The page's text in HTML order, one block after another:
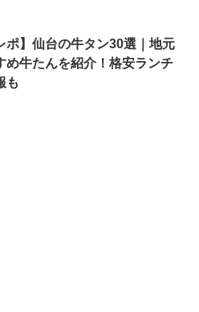
ポ】仙台の牛タン30選｜地元
め牛たんを紹介！格安ランチ
も